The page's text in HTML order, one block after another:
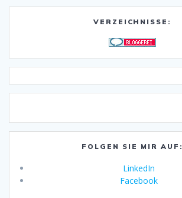
VERZEICHNISSE:
FOLGEN SIE MIR AUF:
LinkedIn
Facebook